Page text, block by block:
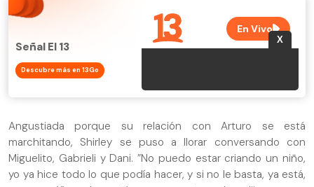
Señal El 13
Descubre más en 13Go
Angustiada porque su relación con Arturo se está
marchitando, Shirley se puso a llorar conversando con
Miguelito, Gabrieli y Dani. ”No puedo estar criando un niño,
yo ya hice todo lo que podía hacer, y si no le basta, ya está,